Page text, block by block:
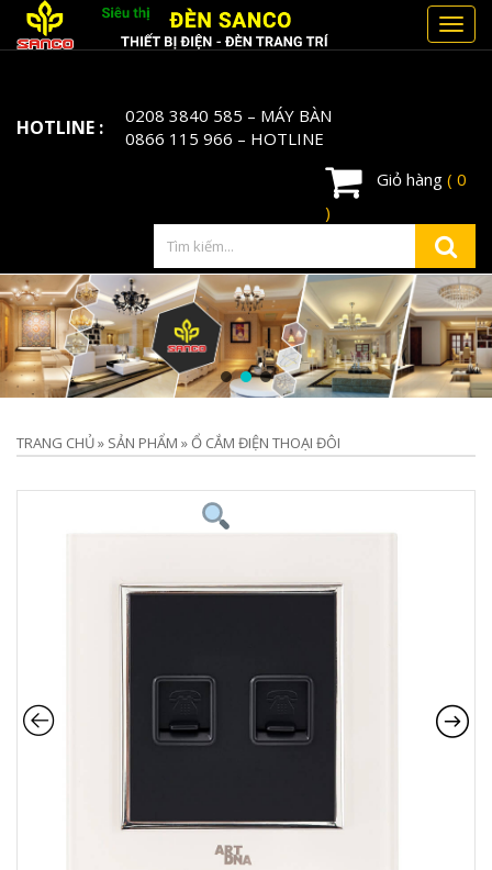
HOTLINE : 0208 3840 585 – MÁY BÀN
0866 115 966 – HOTLINE
Giỏ hàng ( 0
)
TRANG CHỦ» SẢN PHẨM »Ổ CẮM ĐIỆN THOẠI ĐÔI